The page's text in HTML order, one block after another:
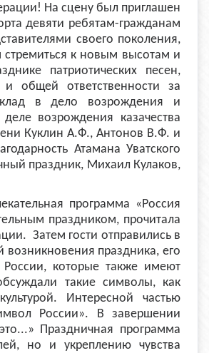
На сцену был приглашен
девяти ребятам-гражданам
своего поколения,
к новым высотам и
патриотических песен,
общей ответственности за
в дело возрождения и
возрождения казачества
Куклин А.Ф., Антонов В.Ф. и
Атамана Уватского
праздник, Михаил Кулаков,
программа «Россия
праздником, прочитала
Затем гости отправились в
возникновения праздника, его
которые также имеют
такие символы, как
Интересной частью
России». В завершении
Праздничная программа
но и укреплению чувства